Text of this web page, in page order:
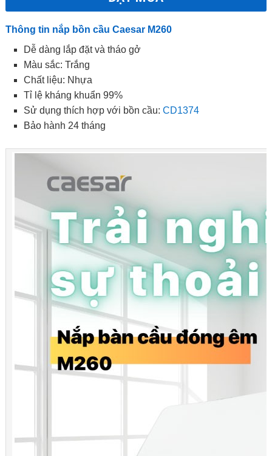
Thông tin nắp bồn cầu Caesar M260
Dễ dàng lắp đặt và tháo gở
Màu sắc: Trắng
Chất liệu: Nhựa
Tỉ lệ kháng khuẩn 99%
Sử dụng thích hợp với bồn cầu: CD1374
Bảo hành 24 tháng